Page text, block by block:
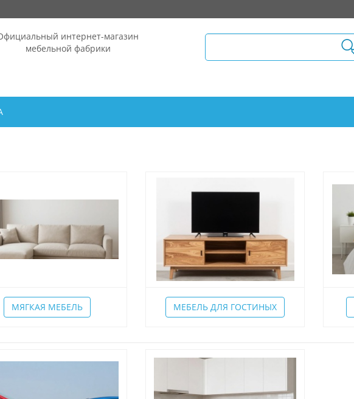
интернет-магазин
мебельной фабрики
МЯГКАЯ МЕБЕЛЬ МЕБЕЛЬ ДЛЯ ГОСТИНЫХ